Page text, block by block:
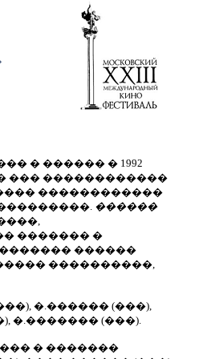
� ������ � 1992
��� ������������
������������
������
������� �
������
����������,
�.������ (���),
�.������� (���).
� �������